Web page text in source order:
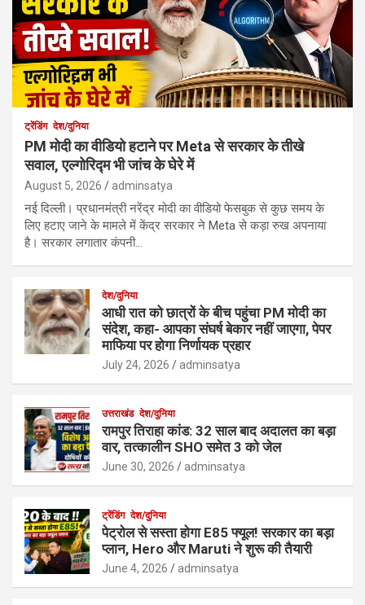
ट्रेंडिंग देश/दुनिया
PM मोदी का वीडियो हटाने पर Meta से सरकार के तीखे
सवाल, एल्गोरिद्म भी जांच के घेरे में
August 5, 2026 adminsatya
नई दिल्ली। प्रधानमंत्री नरेंद्र मोदी का वीडियो फेसबुक से कुछ समय के
लिए हटाए जाने के मामले में केंद्र सरकार ने Meta से कड़ा रुख अपनाया
है। सरकार लगातार कंपनी…
देश/दुनिया
आधी रात को छात्रों के बीच पहुंचा PM मोदी का
संदेश, कहा- आपका संघर्ष बेकार नहीं जाएगा, पेपर
माफिया पर होगा निर्णायक प्रहार
July 24, 2026 adminsatya
उत्तराखंड देश/दुनिया
रामपुर तिराहा कांड: 32 साल बाद अदालत का बड़ा
वार, तत्कालीन SHO समेत 3 को जेल
June 30, 2026 adminsatya
ट्रेंडिंग देश/दुनिया
पेट्रोल से सस्ता होगा E85 फ्यूल! सरकार का बड़ा
प्लान, Hero और Maruti ने शुरू की तैयारी
June 4, 2026 adminsatya